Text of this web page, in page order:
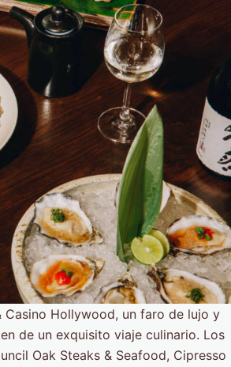
Casino Hollywood, un faro de lujo y
de un exquisito viaje culinario. Los
Oak Steaks & Seafood, Cipresso